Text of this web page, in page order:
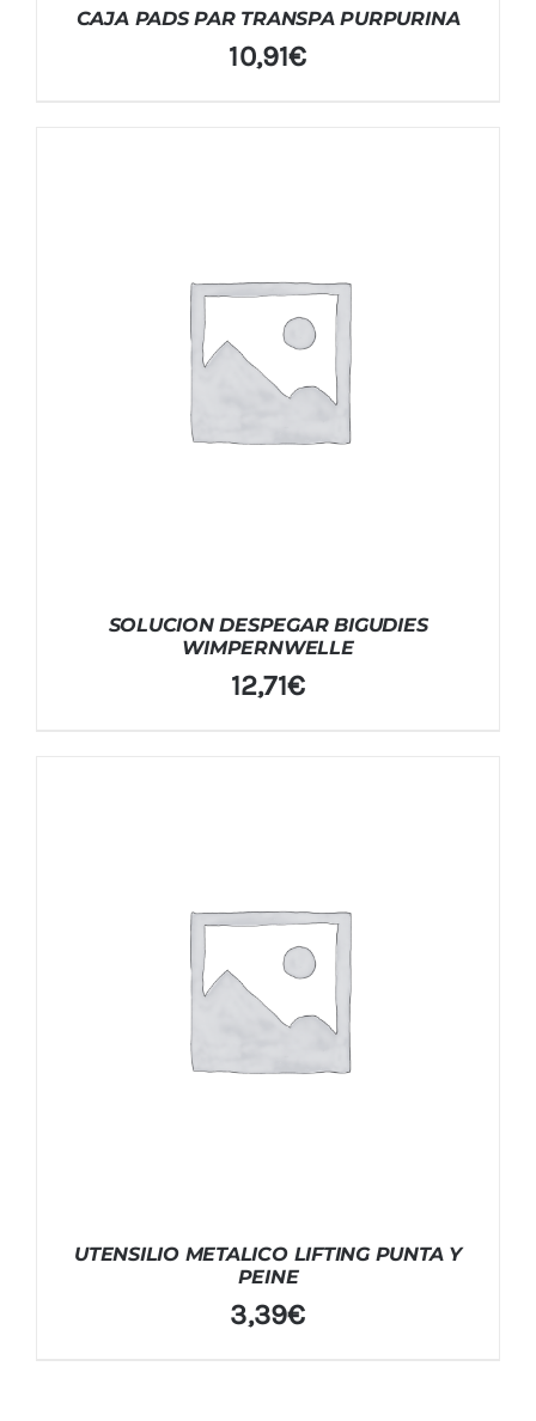
CAJA PADS PAR TRANSPA PURPURINA
10,91€
SOLUCION DESPEGAR BIGUDIES
WIMPERNWELLE
12,71€
UTENSILIO METALICO LIFTING PUNTA Y
PEINE
3,39€